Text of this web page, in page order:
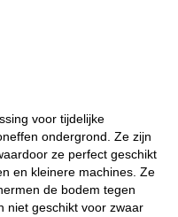
voor tijdelijke
ondergrond. Ze zijn
ze perfect geschikt
en kleinere machines. Ze
de bodem tegen
niet geschikt voor zwaar